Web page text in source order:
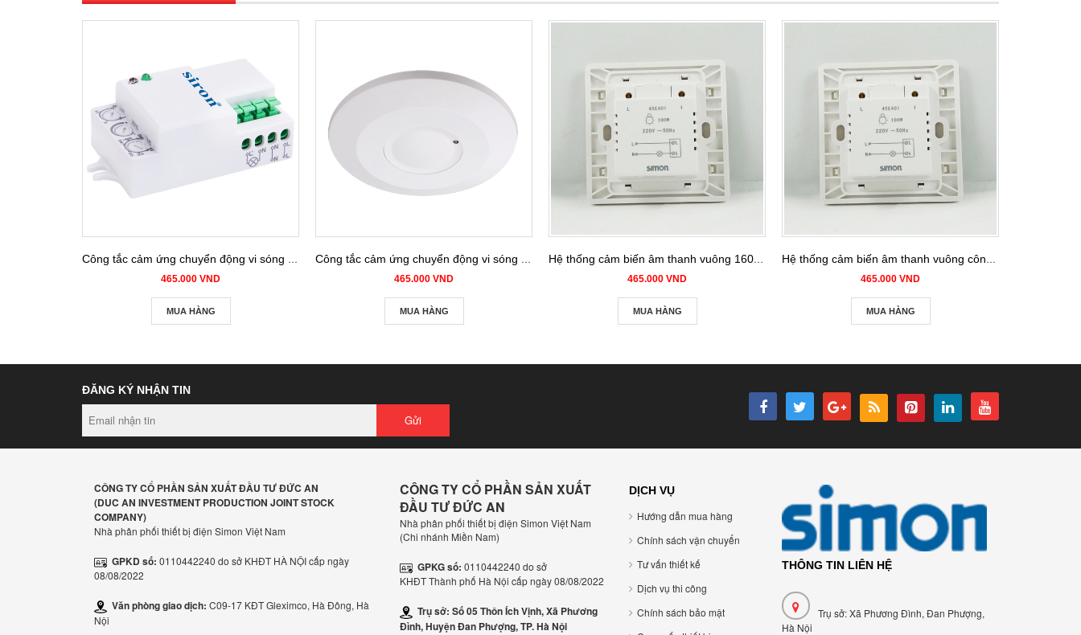
Công tắc cảm ứng chuyển động vi sóng lắp âm thiết bị Siron Sr-MS031
465.000 VND
MUA HÀNG
Công tắc cảm ứng chuyển động vi sóng nổi trần hình tròn Kawasan RS03B
465.000 VND
MUA HÀNG
Hệ thống cảm biến âm thanh vuông 160W màu sâm banh Simon 45E401C
465.000 VND
MUA HÀNG
Hệ thống cảm biến âm thanh vuông công suất 160W màu Bạc Simon 45E401S
465.000 VND
MUA HÀNG
ĐĂNG KÝ NHẬN TIN
Gửi
CÔNG TY CỔ PHẦN SẢN XUẤT ĐẦU TƯ ĐỨC AN
(DUC AN INVESTMENT PRODUCTION JOINT STOCK
COMPANY)
Nhà phân phối thiết bị điện Simon Việt Nam
GPKD số: 0110442240 do sở KHĐT HÀ NỘI cấp ngày
08/08/2022
Văn phòng giao dịch: C09-17 KĐT Gleximco, Hà Đông, Hà
Nội
CÔNG TY CỔ PHẦN SẢN XUẤT
ĐẦU TƯ ĐỨC AN
Nhà phân phối thiết bị điện Simon Việt Nam
(Chi nhánh Miền Nam)
GPKG số: 0110442240 do sở
KHĐT Thành phố Hà Nội cấp ngày 08/08/2022
Trụ sở: Số 05 Thôn Ích Vịnh, Xã Phương
Đình, Huyện Đan Phượng, TP. Hà Nội
DỊCH VỤ
Hướng dẫn mua hàng
Chính sách vận chuyển
Tư vấn thiết kế
Dịch vụ thi công
Chính sách bảo mật
THÔNG TIN LIÊN HỆ
Trụ sở: Xã Phương Đình, Đan Phượng,
Hà Nội